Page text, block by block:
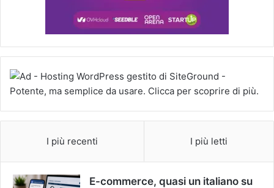
I più recenti I più letti
E-commerce, quasi un italiano su